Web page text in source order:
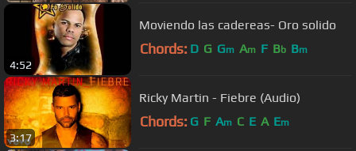
4:52
Moviendo las cadereas- Oro solido
Chords: D G Gm Am F Bb Bm
3:17
Ricky Martin - Fiebre (Audio)
Chords: G F Am C E A Em